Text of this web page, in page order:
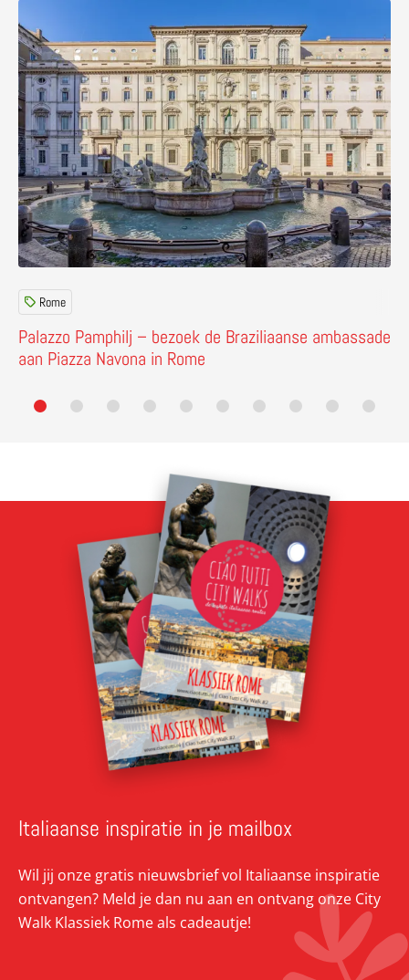
Palazzo Pamphilj – bezoek de Braziliaanse ambassade
aan Piazza Navona in Rome
Rome
Italiaanse inspiratie in je mailbox
Wil jij onze gratis nieuwsbrief vol Italiaanse inspiratie
ontvangen? Meld je dan nu aan en ontvang onze City
Walk Klassiek Rome als cadeautje!